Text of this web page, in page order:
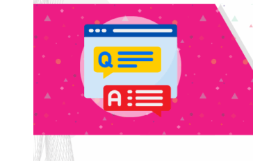
บันทึกชื่อ, อีเมล และชื่อเว็บไซต์ของฉันบนเบรา